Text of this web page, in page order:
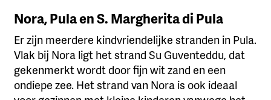
Nora, Pula en S. Margherita di Pula
Er zijn meerdere kindvriendelijke stranden in Pula.
Vlak bij Nora ligt het strand Su Guventeddu, dat
gekenmerkt wordt door fijn wit zand en een
ondiepe zee. Het strand van Nora is ook ideaal